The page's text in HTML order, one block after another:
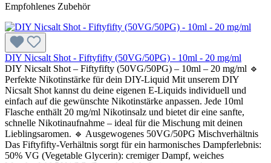
Empfohlenes Zubehör
DIY Nicsalt Shot - Fiftyfifty (50VG/50PG) - 10ml - 20 mg/ml
DIY Nicsalt Shot – Fiftyfifty (50VG/50PG) – 10ml – 20 mg/ml 🔹
Perfekte Nikotinstärke für dein DIY-Liquid Mit unserem DIY
Nicsalt Shot kannst du deine eigenen E-Liquids individuell und
einfach auf die gewünschte Nikotinstärke anpassen. Jede 10ml
Flasche enthält 20 mg/ml Nikotinsalz und bietet dir eine sanfte,
schnelle Nikotinaufnahme – ideal für die Mischung mit deinen
Lieblingsaromen. 🔹 Ausgewogenes 50VG/50PG Mischverhältnis
Das Fiftyfifty-Verhältnis sorgt für ein harmonisches Dampferlebnis:
50% VG (Vegetable Glycerin): cremiger Dampf, weiches